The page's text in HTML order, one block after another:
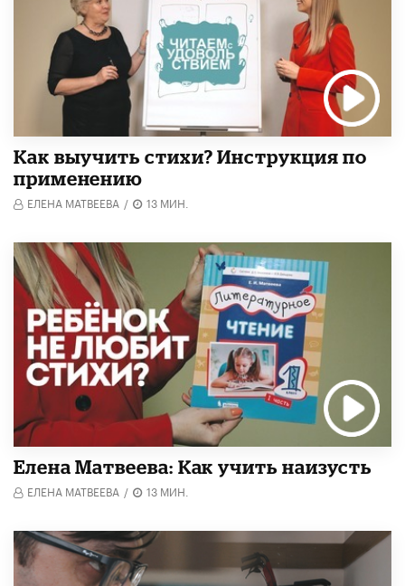
Как выучить стихи? Инструкция по
применению
ЕЛЕНА МАТВЕЕВА / 13 МИН.
Елена Матвеева: Как учить наизусть
ЕЛЕНА МАТВЕЕВА / 13 МИН.